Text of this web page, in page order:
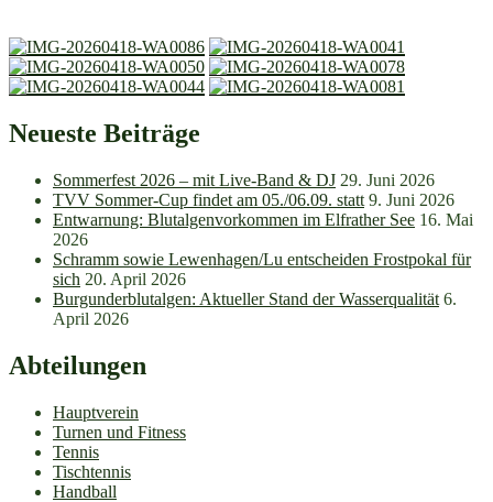
Neueste Beiträge
Sommerfest 2026 – mit Live-Band & DJ 29. Juni 2026
TVV Sommer-Cup findet am 05./06.09. statt 9. Juni 2026
Entwarnung: Blutalgenvorkommen im Elfrather See 16. Mai
2026
Schramm sowie Lewenhagen/Lu entscheiden Frostpokal für
sich 20. April 2026
Burgunderblutalgen: Aktueller Stand der Wasserqualität 6.
April 2026
Abteilungen
Hauptverein
Turnen und Fitness
Tennis
Tischtennis
Handball